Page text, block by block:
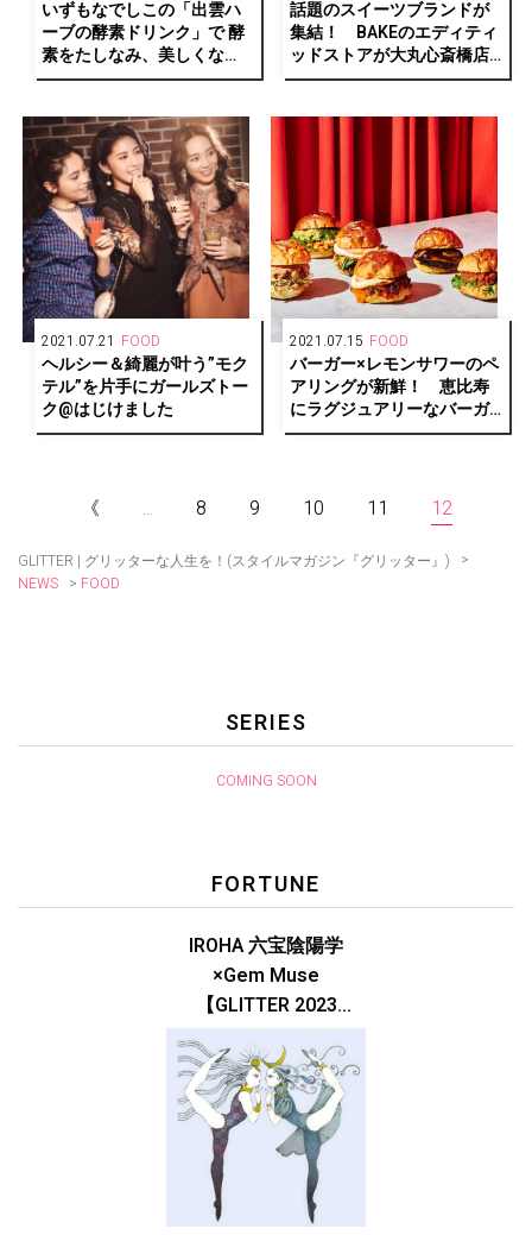
いずもなでしこの「出雲ハ
ーブの酵素ドリンク」で 酵
素をたしなみ、美しくな
る！
話題のスイーツブランドが
集結！ BAKEのエディティ
ッドストアが大丸心斎橋店
にオープン！
2021.07.21 FOOD
ヘルシー＆綺麗が叶う”モク
テル”を片手にガールズトー
ク@はじけました
2021.07.15 FOOD
バーガー×レモンサワーのペ
アリングが新鮮！ 恵比寿
にラグジュアリーなバーガ
ーショップ「MERCER
《 ... 8 9 10 11 12
GLITTER | グリッターな人生を！(スタイルマガジン『グリッター』)
>
NEWS > FOOD
SERIES
COMING SOON
FORTUNE
IROHA 六宝陰陽学
×Gem Muse
【GLITTER 2023
SUMMER issue】